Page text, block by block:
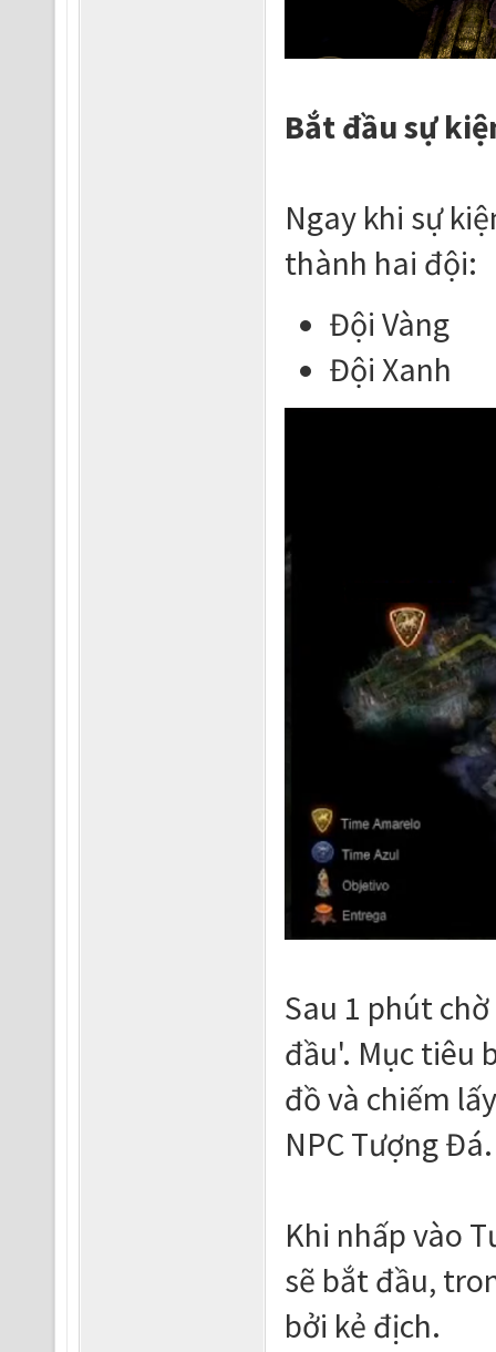
Bắt đầu sự
Ngay khi sự
thành hai đội:
Đội Vàng
Đội Xanh
Sau 1 phút
đầu'. Mục tiêu
đồ và chiếm
NPC Tượng Đá.
Khi nhấp vào
sẽ bắt đầu,
bởi kẻ địch.